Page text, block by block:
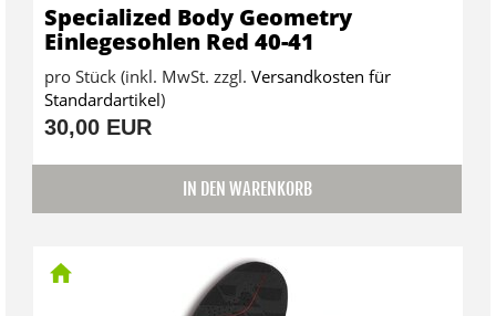
Specialized Body Geometry
Einlegesohlen Red 40-41
pro Stück (inkl. MwSt. zzgl. Versandkosten für
Standardartikel)
30,00 EUR
IN DEN WARENKORB